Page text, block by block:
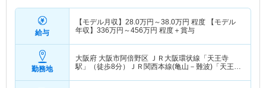
給与
【モデル月収】 28.0万円～38.0万円 程度 【モデル
年収】 336万円～456万円 程度＋賞与
勤務地
大阪府 大阪市阿倍野区 ＪＲ大阪環状線「天王寺
駅」（徒歩8分）ＪＲ関西本線(亀山－難波)「天王寺